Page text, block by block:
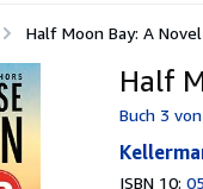
Half Moon Bay: A
Half
Buch 3
ISBN 10: